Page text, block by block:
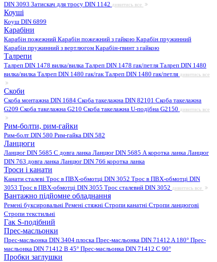
DIN 3093 Затискач для тросу DIN 1142 дивитись все
Коуші
Коуш DIN 6899
Карабіни
Карабін пожежний Карабін пожежний з гайкою Карабін пружинний
Карабін пружинний з вертлюгом Карабін-гвинт з гайкою
Талрепи
Талреп DIN 1478 вилка/вилка Талреп DIN 1478 гак/петля Талреп DIN 1480
вилка/вилка Талреп DIN 1480 гак/гакТалреп DIN 1480 гак/петля дивитись все
Скоби
Скоба монтажна DIN 1684 Скоба такелажна DIN 82101 Скоба такелажна
G209 Скоба такелажна G210 Скоба такелажна U-подібна G2150 дивитись все
Рим-болти, рим-гайки
Рим-болт DIN 580 Рим-гайка DIN 582
Ланцюги
Ланцюг DIN 5685 C довга ланка Ланцюг DIN 5685 А коротка ланка Ланцюг
DIN 763 довга ланка Ланцюг DIN 766 коротка ланка
Троси і канати
Канати сталеві Трос в ПВХ-обмотці DIN 3052 Трос в ПВХ-обмотці DIN
3053 Трос в ПВХ-обмотці DIN 3055 Трос сталевий DIN 3052 дивитись все
Вантажно підйомне обладнання
Ремені буксировальні Ремені стяжні Стропи канатні Стропи ланцюгові
Стропи текстильні
Гак S-подібний
Прес-масльонки
Прес-масльонка DIN 3404 плоска Прес-масльонка DIN 71412 A 180° Прес-
масльонка DIN 71412 B 45° Прес-масльонка DIN 71412 C 90°
Пробки заглушки